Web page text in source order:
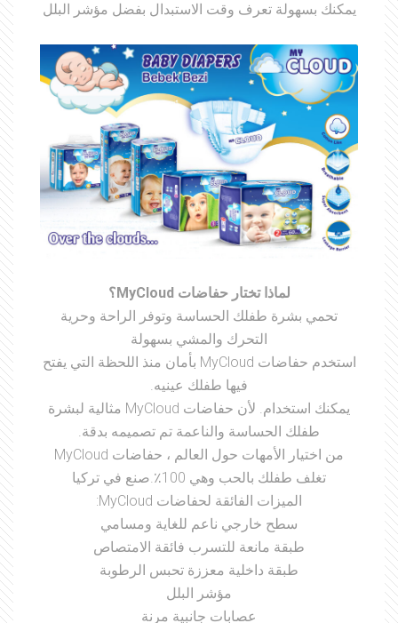
يمكنك بسهولة تعرف وقت الاستبدال بفضل مؤشر البلل
لماذا تختار حفاضات MyCloud؟
تحمي بشرة طفلك الحساسة وتوفر الراحة وحرية
التحرك والمشي بسهولة
استخدم حفاضات MyCloud بأمان منذ اللحظة التي يفتح
فيها طفلك عينيه.
يمكنك استخدام. لأن حفاضات MyCloud مثالية لبشرة
طفلك الحساسة والناعمة تم تصميمه بدقة.
من اختيار الأمهات حول العالم ، حفاضات MyCloud
تغلف طفلك بالحب وهي 100٪.صنع في تركيا
الميزات الفائقة لحفاضات MyCloud:
سطح خارجي ناعم للغاية ومسامي
طبقة مانعة للتسرب فائقة الامتصاص
طبقة داخلية معززة تحبس الرطوبة
مؤشر البلل
عصابات جانبية مرنة